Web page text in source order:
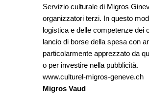
Servizio culturale di Migros
organizzatori terzi. In questo
logistica e delle competenze dei
lancio di borse della spesa con
particolarmente apprezzato da
o per investire nella pubblicità.
www.culturel-migros-geneve.ch
Migros Vaud